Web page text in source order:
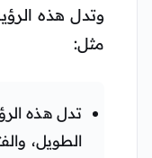
وتدل هذه
مثل:
تدل هذه
الطويل،